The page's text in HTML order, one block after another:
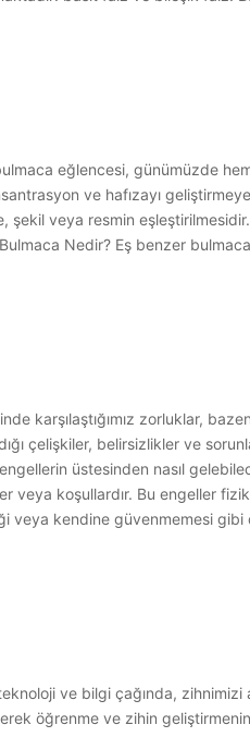
eğlencesi, günümüzde
ve hafızayı
veya resmin
Nedir? Eş benzer
karşılaştığımız zorluklar,
çelişkiler, belirsizlikler ve
üstesinden nasıl
veya koşullardır. Bu engeller
veya kendine güvenmemesi
ve bilgi çağında,
öğrenme ve zihin